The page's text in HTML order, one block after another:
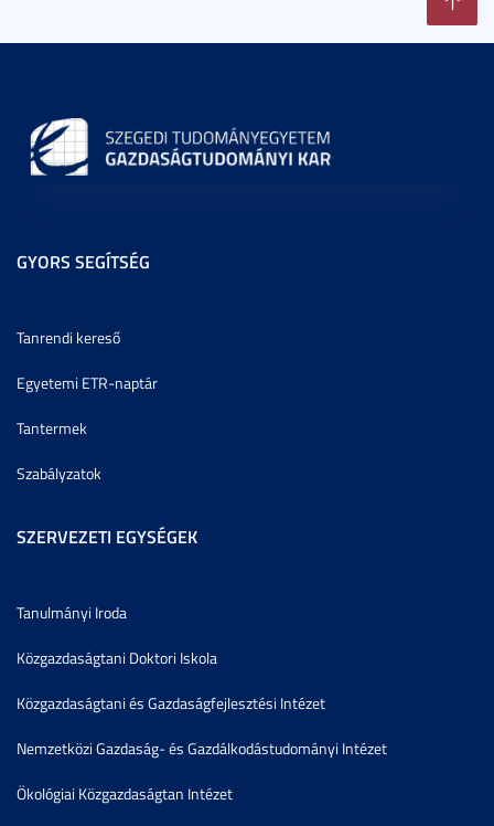
GYORS SEGÍTSÉG
Tanrendi kereső
Egyetemi ETR-naptár
Tantermek
Szabályzatok
SZERVEZETI EGYSÉGEK
Tanulmányi Iroda
Közgazdaságtani Doktori Iskola
Közgazdaságtani és Gazdaságfejlesztési Intézet
Nemzetközi Gazdaság- és Gazdálkodástudományi Intézet
Ökológiai Közgazdaságtan Intézet